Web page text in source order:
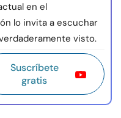
en el
lo invita a escuchar
visto.
Suscríbete
gratis